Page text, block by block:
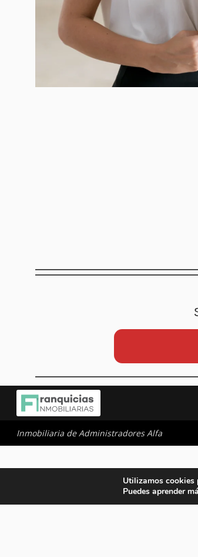
Inmobiliaria de Administradores Alfa
Utilizamos cookies
Puedes aprender